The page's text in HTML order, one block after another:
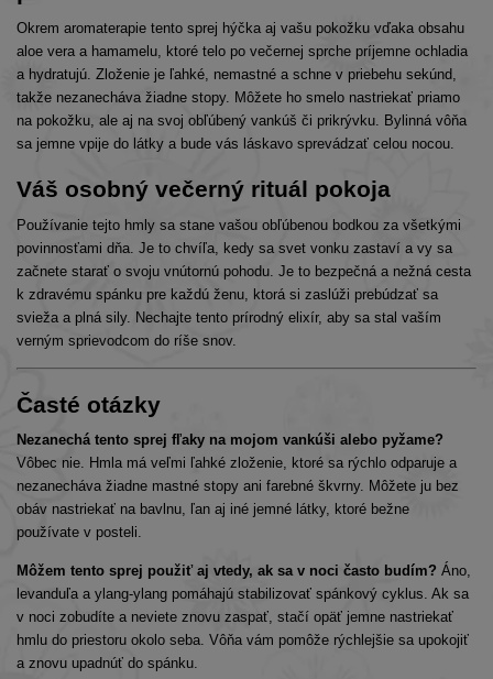
Okrem aromaterapie tento sprej hýčka aj vašu pokožku vďaka obsahu
aloe vera a hamamelu, ktoré telo po večernej sprche príjemne ochladia
a hydratujú. Zloženie je ľahké, nemastné a schne v priebehu sekúnd,
takže nezanecháva žiadne stopy. Môžete ho smelo nastriekať priamo
na pokožku, ale aj na svoj obľúbený vankúš či prikrývku. Bylinná vôňa
sa jemne vpije do látky a bude vás láskavo sprevádzať celou nocou.
Váš osobný večerný rituál pokoja
Používanie tejto hmly sa stane vašou obľúbenou bodkou za všetkými
povinnosťami dňa. Je to chvíľa, kedy sa svet vonku zastaví a vy sa
začnete starať o svoju vnútornú pohodu. Je to bezpečná a nežná cesta
k zdravému spánku pre každú ženu, ktorá si zaslúži prebúdzať sa
svieža a plná sily. Nechajte tento prírodný elixír, aby sa stal vaším
verným sprievodcom do ríše snov.
Časté otázky
Nezanechá tento sprej fľaky na mojom vankúši alebo pyžame?
Vôbec nie. Hmla má veľmi ľahké zloženie, ktoré sa rýchlo odparuje a
nezanecháva žiadne mastné stopy ani farebné škvrny. Môžete ju bez
obáv nastriekať na bavlnu, ľan aj iné jemné látky, ktoré bežne
používate v posteli.
Môžem tento sprej použiť aj vtedy, ak sa v noci často budím? Áno,
levanduľa a ylang-ylang pomáhajú stabilizovať spánkový cyklus. Ak sa
v noci zobudíte a neviete znovu zaspať, stačí opäť jemne nastriekať
hmlu do priestoru okolo seba. Vôňa vám pomôže rýchlejšie sa upokojiť
a znovu upadnúť do spánku.